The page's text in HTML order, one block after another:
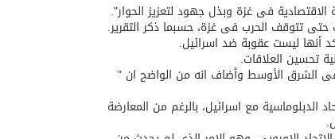
الاقتصادية فى غزة وبذل جهود لتعزيز الحوار".
حتى تتوقف الحرب فى غزة، حسبما ذكر التقرير.
أنها ليست عقوبة ضد اسرائيل.
تحسين العلاقات.
فى الشرق الأوسط وأضاف انه من الواضح ان "
مع اسرائيل، بالرغم من المعارضة